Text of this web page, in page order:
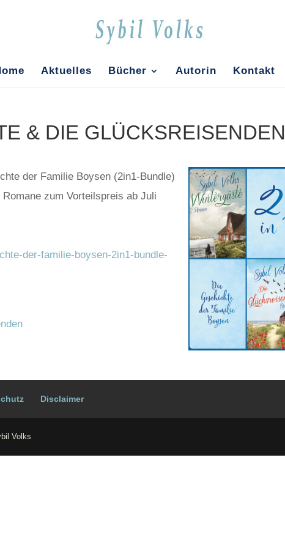
Aktu­el­les Bücher Autorin Kon­takt
& DIE GLÜCKSREISENDEN
der Fami­lie Boy­sen (2in1-Bund­le)
zum Vor­teils­preis ab Juli
der-familie-boysen-2in1-bundle-
Dis­clai­mer
Volks